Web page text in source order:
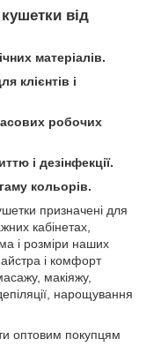
від
матеріалів.
клієнтів і
робочих
і дезінфекції.
кольорів.
призначені для
кабінетах,
і розміри наших
і комфорт
макіяжу,
нарощування
оптовим покупцям